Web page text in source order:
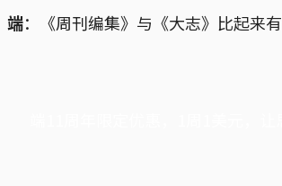
端：《周刊编集》与《大志》比起来有